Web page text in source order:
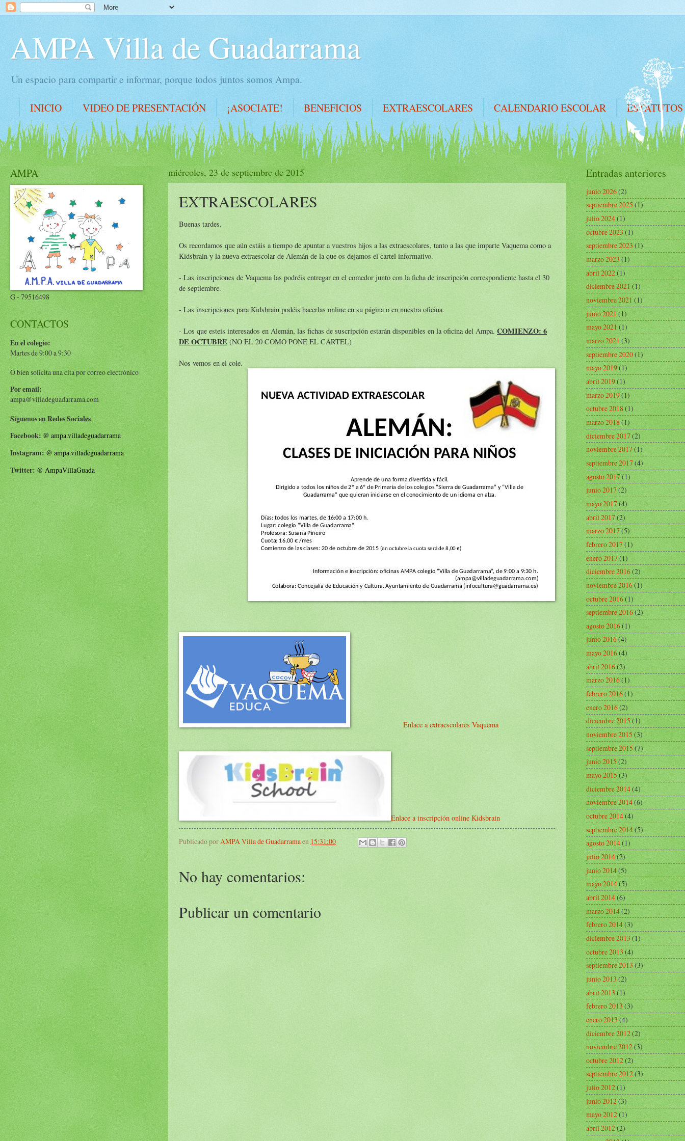
AMPA Villa de Guadarrama
Un espacio para compartir e informar, porque todos juntos somos Ampa.
INICIO VIDEO DE PRESENTACIÓN ¡ASOCIATE! BENEFICIOS EXTRAESCOLARES CALENDARIO ESCOLAR ESTATUTOS
miércoles, 23 de septiembre de 2015
EXTRAESCOLARES
Buenas tardes.
Os recordamos que aún estáis a tiempo de apuntar a vuestros hijos a las extraescolares, tanto a las que imparte Vaquema como a
Kidsbrain y la nueva extraescolar de Alemán de la que os dejamos el cartel informativo.
- Las inscripciones de Vaquema las podréis entregar en el comedor junto con la ficha de inscripción correspondiente hasta el 30
de septiembre.
- Las inscripciones para Kidsbrain podéis hacerlas online en su página o en nuestra oficina.
- Los que esteis interesados en Alemán, las fichas de suscripción estarán disponibles en la oficina del Ampa. COMIENZO: 6
DE OCTUBRE (NO EL 20 COMO PONE EL CARTEL)
Nos vemos en el cole.
Enlace a extraescolares Vaquema
Enlace a inscripción online Kidsbrain
Publicado porAMPA Villa de Guadarramaen 15:31:00
No hay comentarios:
Publicar un comentario
AMPA
G - 79516498
CONTACTOS
En el colegio:
Martes de 9:00 a 9:30
O bien solicita una cita por correo electrónico
Por email:
ampa@villadeguadarrama.com
Síguenos en Redes Sociales
Facebook:@ampa.villadeguadarrama
Instagram:@ampa.villadeguadarrama
Twitter:@AmpaVillaGuada
Entradas anteriores
junio 2026(2)
septiembre 2025(1)
julio 2024(1)
octubre 2023(1)
septiembre 2023(1)
marzo 2023(1)
abril 2022(1)
diciembre 2021(1)
noviembre 2021(1)
junio 2021(1)
mayo 2021(1)
marzo 2021(3)
septiembre 2020(1)
mayo 2019(1)
abril 2019(1)
marzo 2019(1)
octubre 2018(1)
marzo 2018(1)
diciembre 2017(2)
noviembre 2017(1)
septiembre 2017(4)
agosto 2017(1)
junio 2017(2)
mayo 2017(4)
abril 2017(2)
marzo 2017(5)
febrero 2017(1)
enero 2017(1)
diciembre 2016(2)
noviembre 2016(1)
octubre 2016(1)
septiembre 2016(2)
agosto 2016(1)
junio 2016(4)
mayo 2016(4)
abril 2016(2)
marzo 2016(1)
febrero 2016(1)
enero 2016(2)
diciembre 2015(1)
noviembre 2015(3)
septiembre 2015(7)
junio 2015(2)
mayo 2015(3)
diciembre 2014(4)
noviembre 2014(6)
octubre 2014(4)
septiembre 2014(5)
agosto 2014(1)
julio 2014(2)
junio 2014(5)
mayo 2014(5)
abril 2014(6)
marzo 2014(2)
febrero 2014(3)
diciembre 2013(1)
octubre 2013(4)
septiembre 2013(3)
junio 2013(2)
abril 2013(1)
febrero 2013(3)
enero 2013(4)
diciembre 2012(2)
noviembre 2012(3)
octubre 2012(2)
septiembre 2012(3)
julio 2012(1)
junio 2012(3)
mayo 2012(1)
abril 2012(2)